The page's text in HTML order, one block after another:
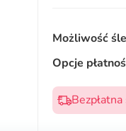
Możliwość
Opcje